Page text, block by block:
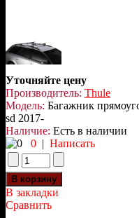
Уточняйте цену
Производитель: Thule
Модель: Багажник
sd 2017-
Наличие: Есть в наличии
0 | Написать
В закладки
Сравнить